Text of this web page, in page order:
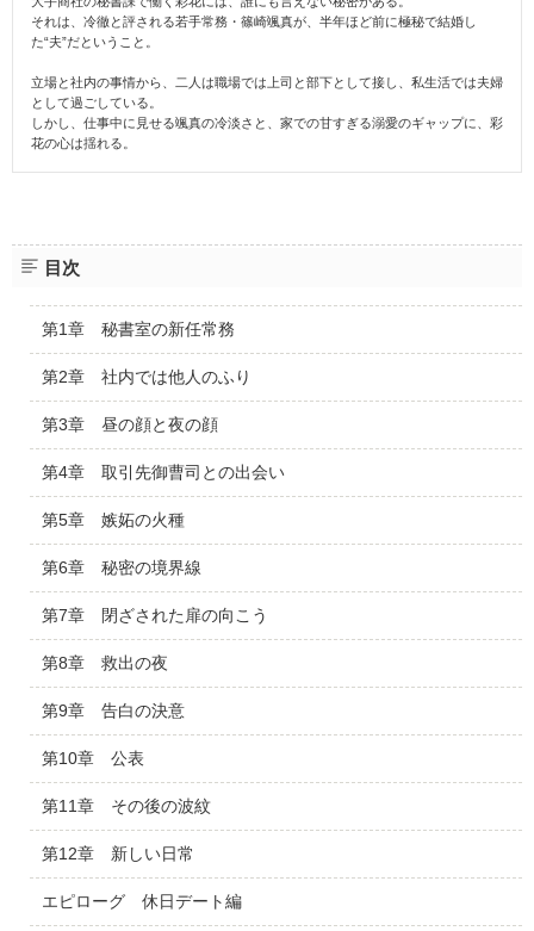
それは、冷徹と評される若手常務・篠崎颯真が、半年ほど前に極秘で結婚し
た“夫”だということ。
立場と社内の事情から、二人は職場では上司と部下として接し、私生活では夫婦
として過ごしている。
しかし、仕事中に見せる颯真の冷淡さと、家での甘すぎる溺愛のギャップに、彩
花の心は揺れる。
目次
第1章 秘書室の新任常務
第2章 社内では他人のふり
第3章 昼の顔と夜の顔
第4章 取引先御曹司との出会い
第5章 嫉妬の火種
第6章 秘密の境界線
第7章 閉ざされた扉の向こう
第8章 救出の夜
第9章 告白の決意
第10章 公表
第11章 その後の波紋
第12章 新しい日常
エピローグ 休日デート編